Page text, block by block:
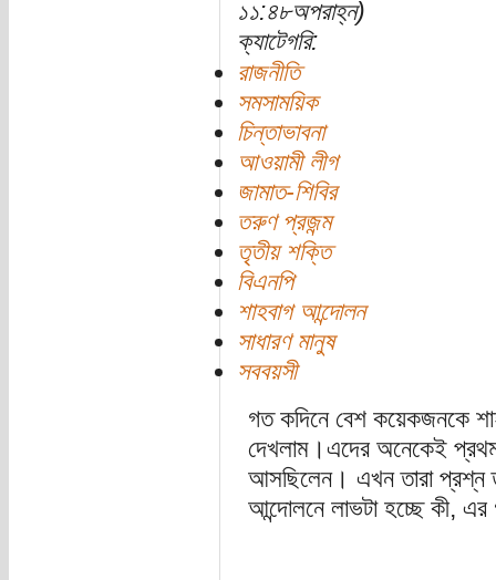
১১:৪৮অপরাহ্ন)
ক্যাটেগরি:
রাজনীতি
সমসাময়িক
চিন্তাভাবনা
আওয়ামী লীগ
জামাত-শিবির
তরুণ প্রজন্ম
তৃতীয় শক্তি
বিএনপি
শাহবাগ আন্দোলন
সাধারণ মানুষ
সববয়সী
গত কদিনে বেশ কয়েকজনকে
দেখলাম।এদের অনেকেই
আসছিলেন। এখন তারা প্রশ্ন
আন্দোলনে লাভটা হচ্ছে কী,